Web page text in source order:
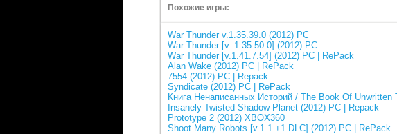
Похожие игры:
War Thunder v.1.35.39.0 (2012) PC
Wаr Тhunder [v. 1.35.50.0] (2012) PC
War Thunder [v.1.41.7.54] (2012) PC | RePack
Alan Wake (2012) PC | RePack
7554 (2012) PC | Repack
Syndicate (2012) PC | RePack
Книга Ненаписанных Историй / The Book Of Unwritten
Insanely Twisted Shadow Planet (2012) PC | Repack
Prototype 2 (2012) XBOX360
Shoot Many Robots [v.1.1 +1 DLC] (2012) PC | RePack